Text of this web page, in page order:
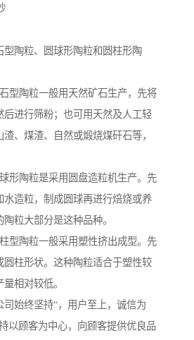
型陶粒、圆球形陶粒和圆柱形陶
型陶粒一般用天然矿石生产，先将
后进行筛粉；也可用天然及人工轻
、煤渣、自然或煅烧煤矸石等，
形陶粒是采用圆盘造粒机生产。先
水造粒，制成圆球再进行焙烧或养
粒大部分是这种品种。
型陶粒一般采用塑性挤出成型。先
圆柱形状。这种陶粒适合于塑性较
相对较低。
始终坚持“，用户至上，诚信为
以顾客为中心，向顾客提供优良品